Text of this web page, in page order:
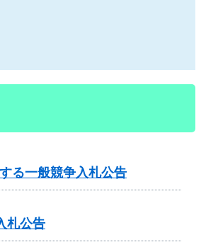
る一般競争入札公告
札公告